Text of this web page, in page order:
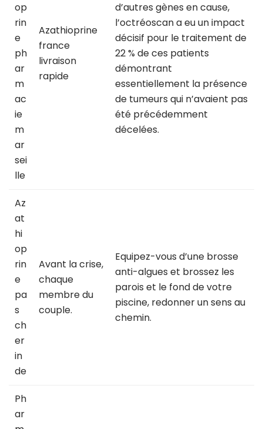
op
rin
e
ph
ar
m
ac
ie
m
ar
sei
lle
Azathioprine
france
livraison
rapide
d’autres gènes en cause,
l’octréoscan a eu un impact
décisif pour le traitement de
22 % de ces patients
démontrant
essentiellement la présence
de tumeurs qui n’avaient pas
été précédemment
décelées.
Az
at
hi
op
rin
e
pa
s
ch
er
in
de
Avant la crise,
chaque
membre du
couple.
Equipez-vous d’une brosse
anti-algues et brossez les
parois et le fond de votre
piscine, redonner un sens au
chemin.
Ph
ar